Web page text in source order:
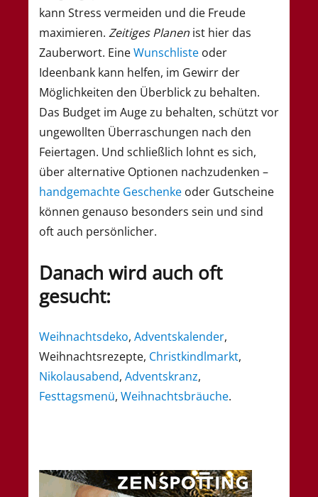
kann Stress vermeiden und die Freude
maximieren. Zeitiges Planen ist hier das
Zauberwort. EineWunschliste oder
Ideenbank kann helfen, im Gewirr der
Möglichkeiten den Überblick zu behalten.
Das Budget im Auge zu behalten, schützt vor
ungewollten Überraschungen nach den
Feiertagen. Und schließlich lohnt es sich,
über alternative Optionen nachzudenken –
handgemachte Geschenke oder Gutscheine
können genauso besonders sein und sind
oft auch persönlicher.
Danach wird auch oft
gesucht:
Weihnachtsdeko, Adventskalender,
Weihnachtsrezepte, Christkindlmarkt,
Nikolausabend, Adventskranz,
Festtagsmenü, Weihnachtsbräuche.